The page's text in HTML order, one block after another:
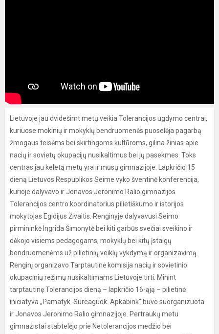
Lietuvoje jau dvidešimt metų veikia Tolerancijos ugdymo centrai,
kuriuose mokinių ir mokyklų bendruomenės puoselėja pagarbą
žmogaus teisėms bei skirtingoms kultūroms, gilina žinias apie
nacių ir sovietų okupacijų nusikaltimus bei jų pasekmes. Toks
centras jau keletą metų yra ir mūsų gimnazijoje. Lapkričio 15
dieną Lietuvos Respublikos Seime vyko šventinė konferencija,
kurioje dalyvavo ir Jonavos Jeronimo Ralio gimnazijos
Tolerancijos centro koordinatorius pilietiškumo ir istorijos
mokytojas Egidijus Živaitis. Renginyje dalyvavusi Seimo
pirmininkė Ingrida Šimonytė bei kiti garbūs svečiai sveikino ir
dėkojo visiems pedagogams, mokyklų bei kitų įstaigų
bendruomenėms už pilietinių veiklų vykdymą ir organizavimą.
Renginį organizavo Tarptautinė komisija nacių ir sovietinio
okupacinių režimų nusikaltimams Lietuvoje tirti. Minint
tarptautinę Tolerancijos dieną – lapkričio 16-ąją – pilietinė
iniciatyva „Pamatyk. Sureaguok. Apkabink“ buvo suorganizuota
ir Jonavos Jeronimo Ralio gimnazijoje. Pertraukų metu
gimnazistai stabtelėjo prie Netolerancijos medžio bei